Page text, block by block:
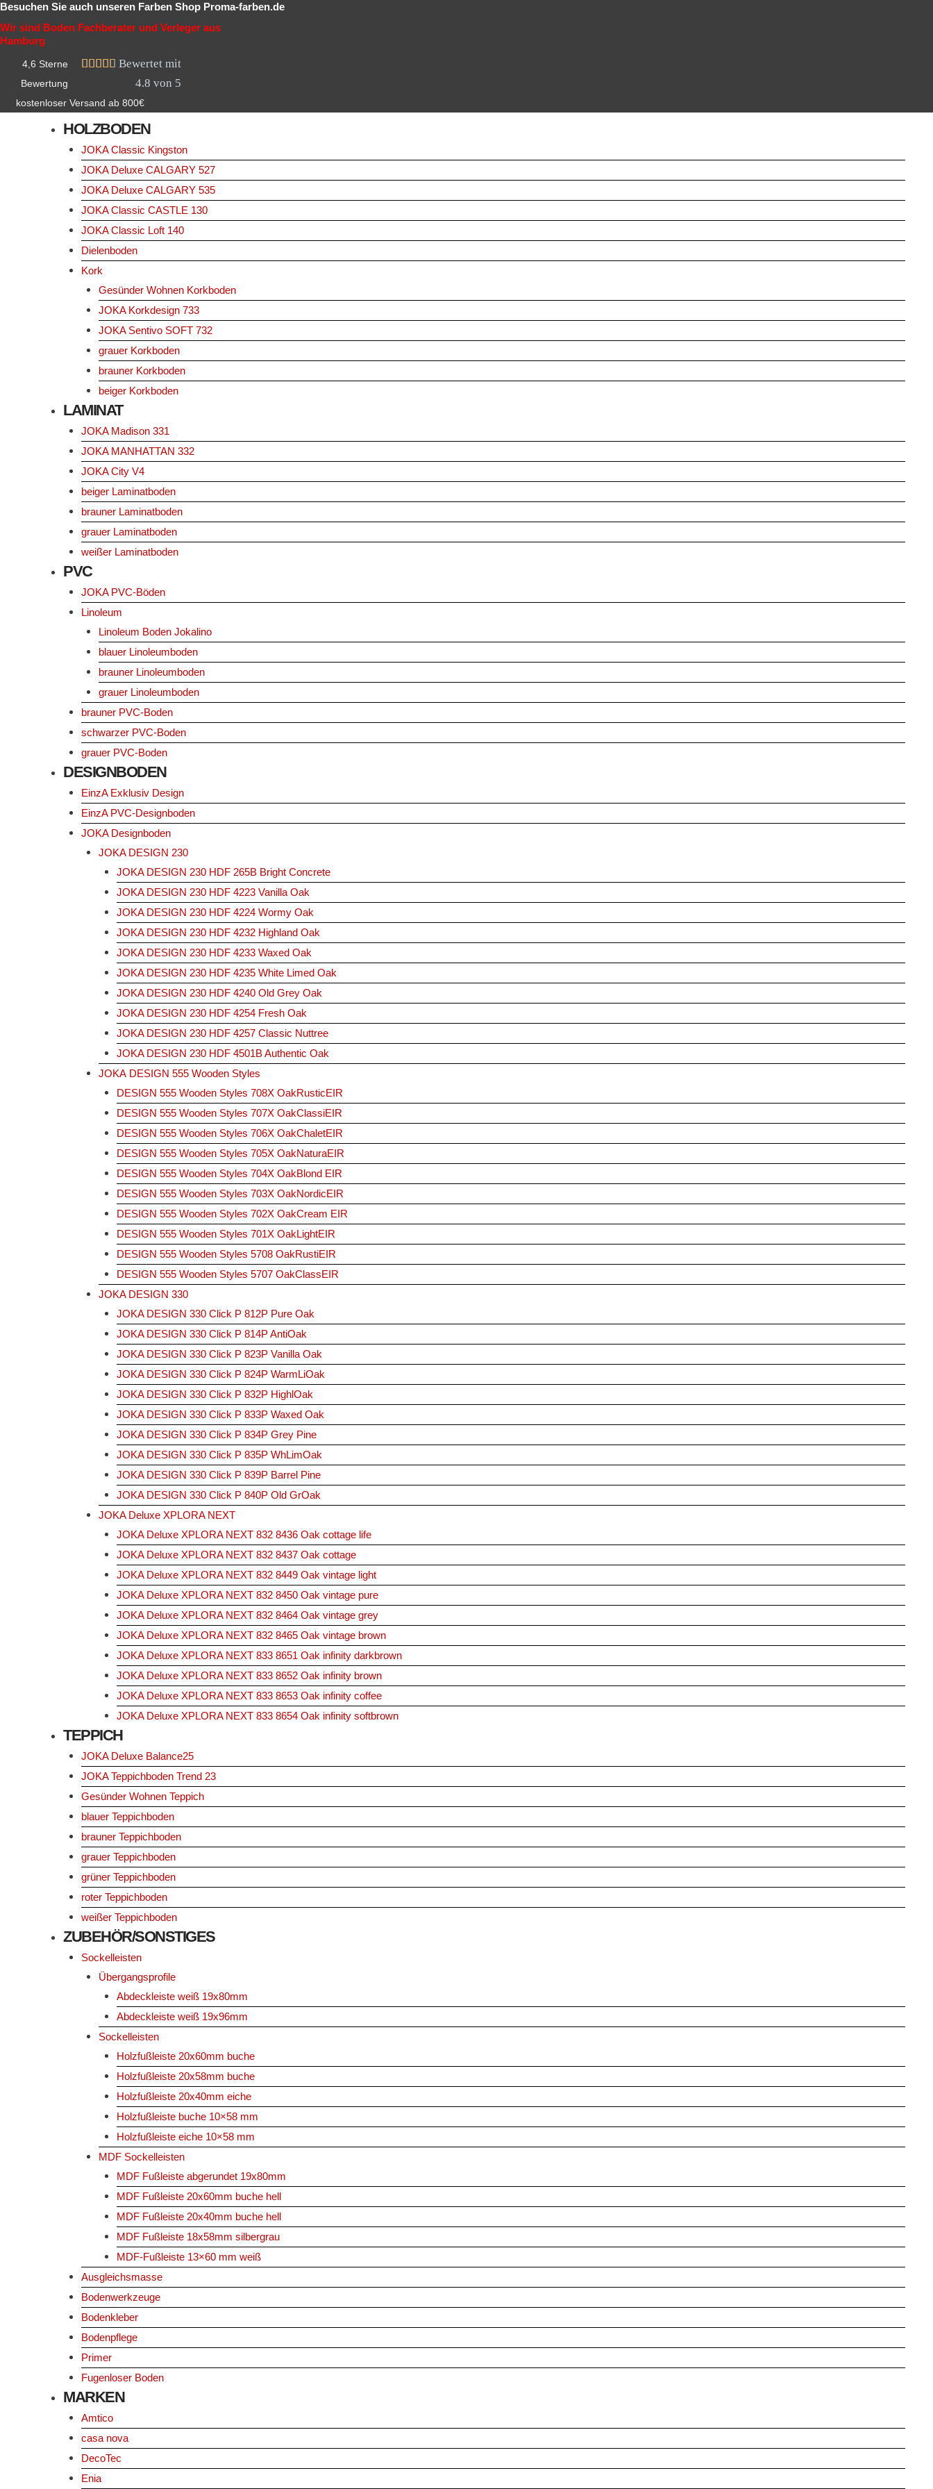
Zum
Inhalt
springen
Besuchen Sie auch unseren Farben Shop Proma-farben.de
Wir sind Boden Fachberater und Verleger aus
Hamburg
4,6 Sterne
Bewertung
 Bewertet mit
4.8 von 5
kostenloser Versand ab 800€
HOLZBODEN
JOKA Classic Kingston
JOKA Deluxe CALGARY 527
JOKA Deluxe CALGARY 535
JOKA Classic CASTLE 130
JOKA Classic Loft 140
Dielenboden
Kork
Gesünder Wohnen Korkboden
JOKA Korkdesign 733
JOKA Sentivo SOFT 732
grauer Korkboden
brauner Korkboden
beiger Korkboden
LAMINAT
JOKA Madison 331
JOKA MANHATTAN 332
JOKA City V4
beiger Laminatboden
brauner Laminatboden
grauer Laminatboden
weißer Laminatboden
PVC
JOKA PVC-Böden
Linoleum
Linoleum Boden Jokalino
blauer Linoleumboden
brauner Linoleumboden
grauer Linoleumboden
brauner PVC-Boden
schwarzer PVC-Boden
grauer PVC-Boden
DESIGNBODEN
EinzA Exklusiv Design
EinzA PVC-Designboden
JOKA Designboden
JOKA DESIGN 230
JOKA DESIGN 230 HDF 265B Bright Concrete
JOKA DESIGN 230 HDF 4223 Vanilla Oak
JOKA DESIGN 230 HDF 4224 Wormy Oak
JOKA DESIGN 230 HDF 4232 Highland Oak
JOKA DESIGN 230 HDF 4233 Waxed Oak
JOKA DESIGN 230 HDF 4235 White Limed Oak
JOKA DESIGN 230 HDF 4240 Old Grey Oak
JOKA DESIGN 230 HDF 4254 Fresh Oak
JOKA DESIGN 230 HDF 4257 Classic Nuttree
JOKA DESIGN 230 HDF 4501B Authentic Oak
JOKA DESIGN 555 Wooden Styles
DESIGN 555 Wooden Styles 708X OakRusticEIR
DESIGN 555 Wooden Styles 707X OakClassiEIR
DESIGN 555 Wooden Styles 706X OakChaletEIR
DESIGN 555 Wooden Styles 705X OakNaturaEIR
DESIGN 555 Wooden Styles 704X OakBlond EIR
DESIGN 555 Wooden Styles 703X OakNordicEIR
DESIGN 555 Wooden Styles 702X OakCream EIR
DESIGN 555 Wooden Styles 701X OakLightEIR
DESIGN 555 Wooden Styles 5708 OakRustiEIR
DESIGN 555 Wooden Styles 5707 OakClassEIR
JOKA DESIGN 330
JOKA DESIGN 330 Click P 812P Pure Oak
JOKA DESIGN 330 Click P 814P AntiOak
JOKA DESIGN 330 Click P 823P Vanilla Oak
JOKA DESIGN 330 Click P 824P WarmLiOak
JOKA DESIGN 330 Click P 832P HighlOak
JOKA DESIGN 330 Click P 833P Waxed Oak
JOKA DESIGN 330 Click P 834P Grey Pine
JOKA DESIGN 330 Click P 835P WhLimOak
JOKA DESIGN 330 Click P 839P Barrel Pine
JOKA DESIGN 330 Click P 840P Old GrOak
JOKA Deluxe XPLORA NEXT
JOKA Deluxe XPLORA NEXT 832 8436 Oak cottage life
JOKA Deluxe XPLORA NEXT 832 8437 Oak cottage
JOKA Deluxe XPLORA NEXT 832 8449 Oak vintage light
JOKA Deluxe XPLORA NEXT 832 8450 Oak vintage pure
JOKA Deluxe XPLORA NEXT 832 8464 Oak vintage grey
JOKA Deluxe XPLORA NEXT 832 8465 Oak vintage brown
JOKA Deluxe XPLORA NEXT 833 8651 Oak infinity darkbrown
JOKA Deluxe XPLORA NEXT 833 8652 Oak infinity brown
JOKA Deluxe XPLORA NEXT 833 8653 Oak infinity coffee
JOKA Deluxe XPLORA NEXT 833 8654 Oak infinity softbrown
TEPPICH
JOKA Deluxe Balance25
JOKA Teppichboden Trend 23
Gesünder Wohnen Teppich
blauer Teppichboden
brauner Teppichboden
grauer Teppichboden
grüner Teppichboden
roter Teppichboden
weißer Teppichboden
ZUBEHÖR/SONSTIGES
Sockelleisten
Übergangsprofile
Abdeckleiste weiß 19x80mm
Abdeckleiste weiß 19x96mm
Sockelleisten
Holzfußleiste 20x60mm buche
Holzfußleiste 20x58mm buche
Holzfußleiste 20x40mm eiche
Holzfußleiste buche 10×58 mm
Holzfußleiste eiche 10×58 mm
MDF Sockelleisten
MDF Fußleiste abgerundet 19x80mm
MDF Fußleiste 20x60mm buche hell
MDF Fußleiste 20x40mm buche hell
MDF Fußleiste 18x58mm silbergrau
MDF-Fußleiste 13×60 mm weiß
Ausgleichsmasse
Bodenwerkzeuge
Bodenkleber
Bodenpflege
Primer
Fugenloser Boden
MARKEN
Amtico
casa nova
DecoTec
Enia